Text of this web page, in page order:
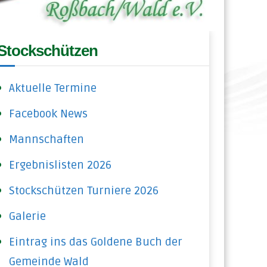
Aktuelle Termine
Facebook News
Mannschaften
Ergebnislisten 2026
Stockschützen Turniere 2026
Galerie
Eintrag ins das Goldene Buch der
Gemeinde Wald